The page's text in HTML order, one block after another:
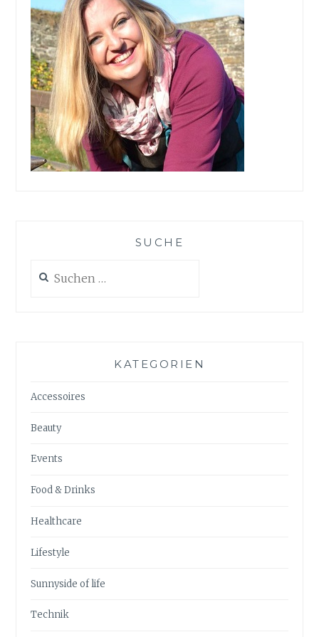
SUCHE
nach:
KATEGORIEN
Accessoires
Beauty
Events
Food & Drinks
Healthcare
Lifestyle
Sunnyside of life
Technik